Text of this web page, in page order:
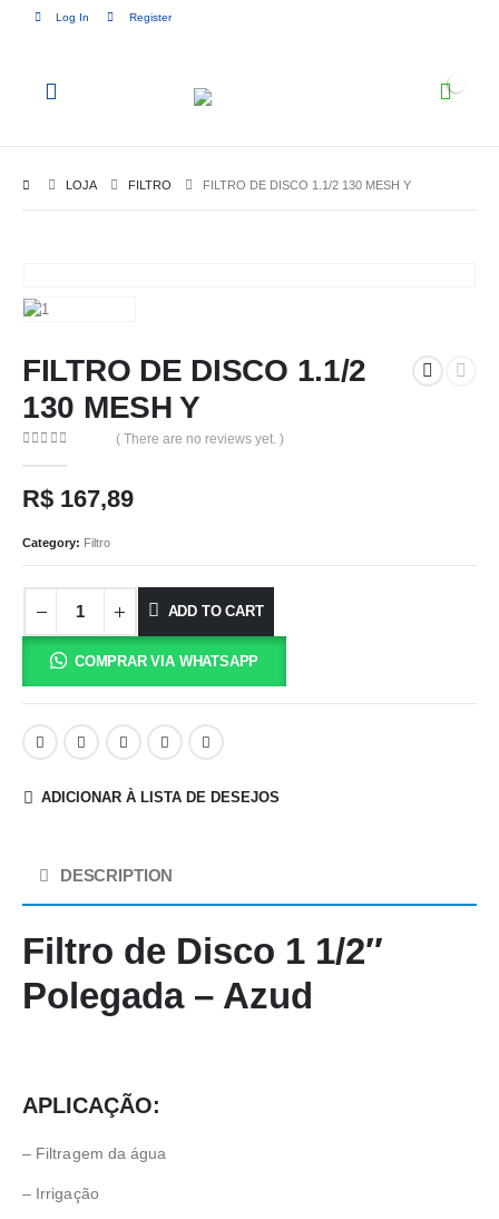
Log In Register
LOJA FILTRO FILTRO DE DISCO 1.1/2 130 MESH Y
FILTRO DE DISCO 1.1/2
130 MESH Y
( There are no reviews yet. )
R$ 167,89
Category: Filtro
ADD TO CART
COMPRAR VIA WHATSAPP
ADICIONAR À LISTA DE DESEJOS
DESCRIPTION
Filtro de Disco 1 1/2″
Polegada – Azud
APLICAÇÃO:
– Filtragem da água
– Irrigação